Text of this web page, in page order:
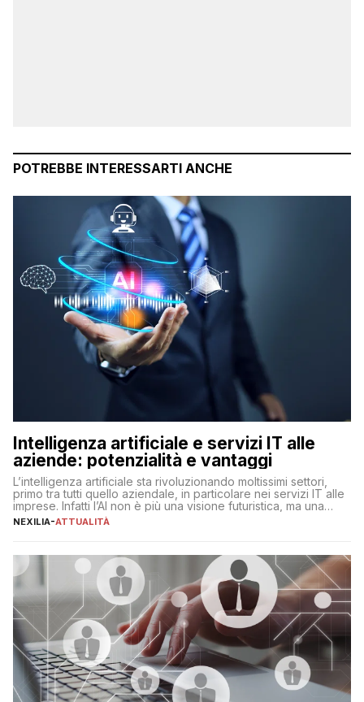
POTREBBE INTERESSARTI ANCHE
Intelligenza artificiale e servizi IT alle
aziende: potenzialità e vantaggi
L’intelligenza artificiale sta rivoluzionando moltissimi settori,
primo tra tutti quello aziendale, in particolare nei servizi IT alle
imprese. Infatti l’AI non è più una visione futuristica, ma una
realtà operativa che sta portando a un cambio significativo in
operazioni, bensì comporta […]
NEXILIA-ATTUALITÀ